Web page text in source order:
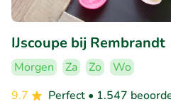
IJscoupe bij Rembrandt
Morgen Za Zo
Wo
9.7
Perfect • 1.547